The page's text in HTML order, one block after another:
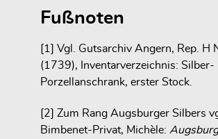
Fußnoten
[1] Vgl. Gutsarchiv Angern, Rep. H
(1739), Inventarverzeichnis: Silber-
Porzellanschrank, erster Stock.
[2] Zum Rang Augsburger Silbers
Bimbenet-Privat, Michèle: